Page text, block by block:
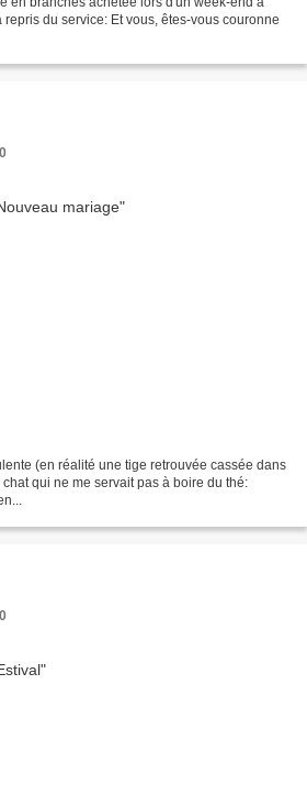
repris du service: Et vous, êtes-vous couronne
(en réalité une tige retrouvée cassée dans
qui ne me servait pas à boire du thé: